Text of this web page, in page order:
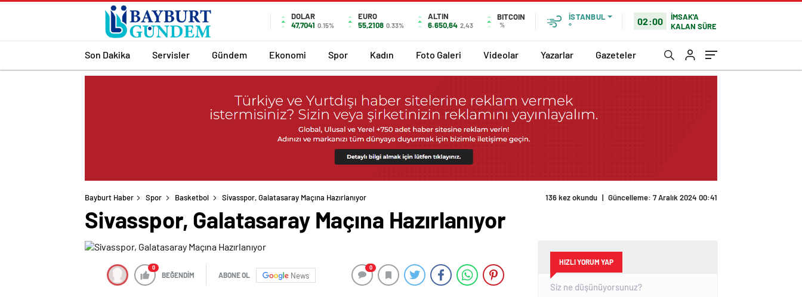
DOLAR
47,7041 0.15%
EURO
55,2108 0.33%
ALTIN
6.650,64 2,43
BITCOIN
%
İSTANBUL
°
02:00
İMSAK'A
KALAN SÜRE
Son Dakika Servisler Gündem Ekonomi Spor Kadın Foto Galeri Videolar Yazarlar Gazeteler
Bayburt Haber Spor Basketbol Sivasspor, Galatasaray Maçına Hazırlanıyor 136 kez okundu | Güncelleme: 7 Aralık 2024 00:41
Sivasspor, Galatasaray Maçına Hazırlanıyor
0
BEĞENDİM ABONE OL News
0
HIZLI YORUM YAP